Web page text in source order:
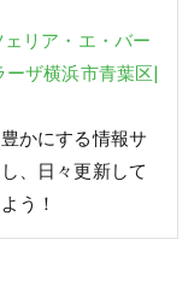
リア・エ・バー
ザ横浜市青葉区|
かにする情報サ
、日々更新して
う！